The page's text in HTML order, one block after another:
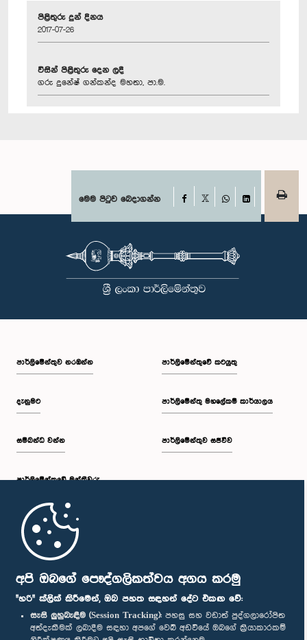
අපි ඔබගේ පෞද්ගලිකත්වය අගය කරමු
"හරි" ක්ලික් කිරීමෙන්, ඔබ පහත සඳහන් දේට එකඟ වේ:
සැසි ලුහුබැඳීම (Session Tracking): පහසු සහ වඩාත් පුද්ගලාරෝපිත
අත්දැකීමක් ලබාදීම සඳහා අපගේ වෙබ් අඩවියේ ඔබගේ ක්‍රියාකාරකම්
පිළිතුරු දුන් දිනය
2017-07-26
විසින් පිළිතුරු දෙන ලදී
ගරු දුනේෂ් ගන්කන්ද මහතා, පා.ම.
මෙම පිටුව බෙදාගන්න Facebook
WhatsAppLinkedIn
පාර්ලි‌මේන්තුව නරඹන්න
දැනුමට
සම්බන්ධ වන්න
පාර්ලි‌මේන්තුවේ මන්ත්‍රීවරු
මුල් පිටුව
පාර්ලිමේන්තුවේ කටයුතු
පාර්ලිමේන්තු මහලේකම් කාර්යාලය
පාර්ලිමේන්තුව සජීවීව
පාර්ලිමේන්තු ජංගම යෙදුම